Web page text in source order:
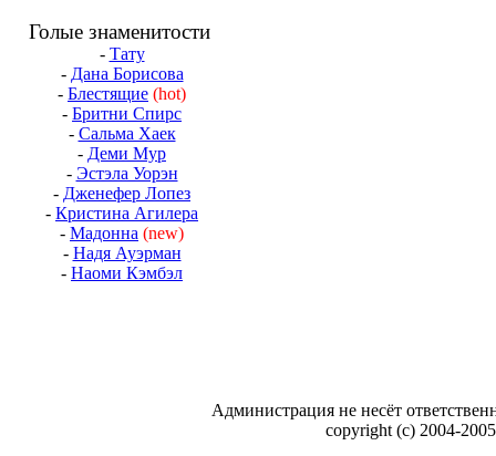
Голые знаменитости
- Тату
- Дана Борисова
- Блестящие (hot)
- Бритни Спирс
- Сальма Хаек
- Деми Мур
- Эстэла Уорэн
- Дженефер Лопез
- Кристина Агилера
- Мадонна (new)
- Надя Ауэрман
- Наоми Кэмбэл
Администрация не несёт
copyright (c) 2004-